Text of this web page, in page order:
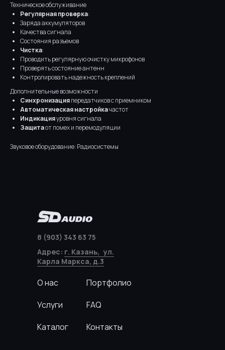
Техническое обслуживание
Регулярная проверка:
Заряда аккумуляторов
Качества сигнала
Состояния разъемов
Чистка:
Проводить регулярную очистку микрофонов
Проверять состояние антенн
Контролировать надежность креплений
Дополнительные возможности
Синхронизацияпередатчиков с приемником
Автоматическая настройкачастот
Индикацияуровня сигнала
Защитаот помех и перемодуляции
Звуковое оборудование: Радиосистемы
8 (903) 343 63 75
Адрес: г. Казань, ул.
Карла Маркса, д.3
Каталог
Портфолио
FAQ
Контакты
Услуги
О нас